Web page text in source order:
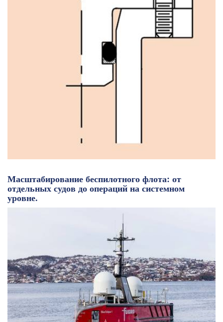
Масштабирование беспилотного флота: от
отдельных судов до операций на системном
уровне.